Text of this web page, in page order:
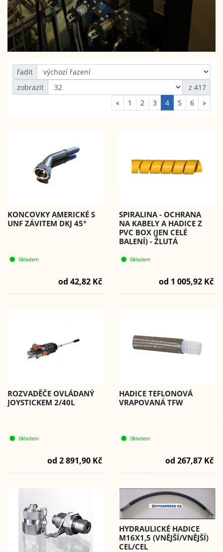
řadit
zobrazit
z 417
«
1 2 3 4 5 6 »
KONCOVKY AMERICKÉ S
UNF ZÁVITEM DKJ 45°
od 42,82 Kč
SPIRALINA - OCHRANA
NA KABELY A HADICE Z
PVC BOX (JEN CELÉ
BALENÍ) - ŽLUTÁ
od 1 005,92 Kč
ROZVADĚČE OVLÁDANÝ
JOYSTICKEM 2/40L
od 2 891,90 Kč
HADICE TEFLONOVÁ
VRAPOVANÁ TFW
od 267,87 Kč
HYDRAULICKÉ HADICE
M16X1,5 (VNĚJŠÍ/VNĚJŠÍ)
CEL/CEL